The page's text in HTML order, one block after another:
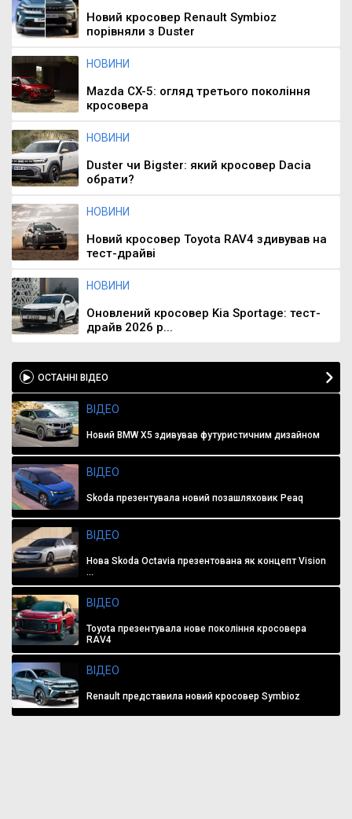
Новий кросовер Renault Symbioz
порівняли з Duster
НОВИНИ
Mazda CX-5: огляд третього покоління
кросовера
НОВИНИ
Duster чи Bigster: який кросовер Dacia
обрати?
НОВИНИ
Новий кросовер Toyota RAV4 здивував на
тест-драйві
НОВИНИ
Оновлений кросовер Kia Sportage: тест-
драйв 2026 р...
ОСТАННІ ВІДЕО
ВІДЕО
Новий BMW X5 здивував футуристичним дизайном
ВІДЕО
Skoda презентувала новий позашляховик Peaq
ВІДЕО
Нова Skoda Octavia презентована як концепт Vision
...
ВІДЕО
Toyota презентувала нове покоління кросовера
RAV4
ВІДЕО
Renault представила новий кросовер Symbioz